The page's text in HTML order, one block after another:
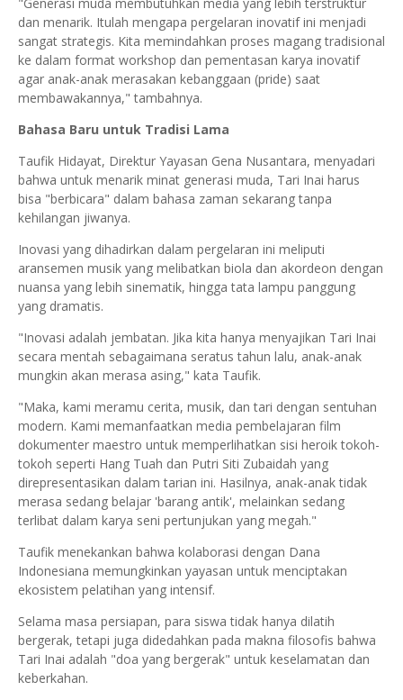
"Generasi muda membutuhkan media yang lebih terstruktur
dan menarik. Itulah mengapa pergelaran inovatif ini menjadi
sangat strategis. Kita memindahkan proses magang tradisional
ke dalam format workshop dan pementasan karya inovatif
agar anak-anak merasakan kebanggaan (pride) saat
membawakannya," tambahnya.
Bahasa Baru untuk Tradisi Lama
Taufik Hidayat, Direktur Yayasan Gena Nusantara, menyadari
bahwa untuk menarik minat generasi muda, Tari Inai harus
bisa "berbicara" dalam bahasa zaman sekarang tanpa
kehilangan jiwanya.
Inovasi yang dihadirkan dalam pergelaran ini meliputi
aransemen musik yang melibatkan biola dan akordeon dengan
nuansa yang lebih sinematik, hingga tata lampu panggung
yang dramatis.
"Inovasi adalah jembatan. Jika kita hanya menyajikan Tari Inai
secara mentah sebagaimana seratus tahun lalu, anak-anak
mungkin akan merasa asing," kata Taufik.
"Maka, kami meramu cerita, musik, dan tari dengan sentuhan
modern. Kami memanfaatkan media pembelajaran film
dokumenter maestro untuk memperlihatkan sisi heroik tokoh-
tokoh seperti Hang Tuah dan Putri Siti Zubaidah yang
direpresentasikan dalam tarian ini. Hasilnya, anak-anak tidak
merasa sedang belajar 'barang antik', melainkan sedang
terlibat dalam karya seni pertunjukan yang megah."
Taufik menekankan bahwa kolaborasi dengan Dana
Indonesiana memungkinkan yayasan untuk menciptakan
ekosistem pelatihan yang intensif.
Selama masa persiapan, para siswa tidak hanya dilatih
bergerak, tetapi juga didedahkan pada makna filosofis bahwa
Tari Inai adalah "doa yang bergerak" untuk keselamatan dan
keberkahan.